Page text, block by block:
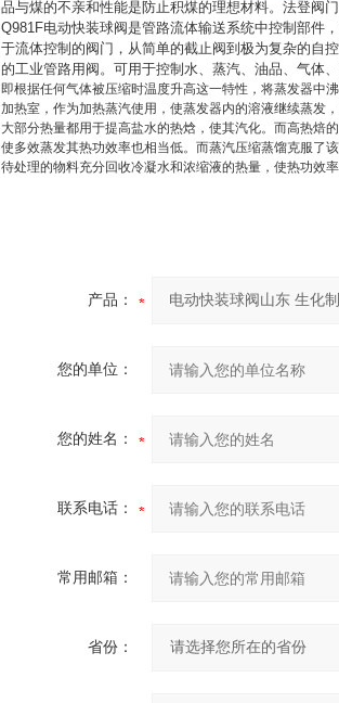
品与煤的不亲和性能是防止积煤的理想材料。法登阀
Q981F电动快装球阀是管路流体输送系统中控制部件
于流体控制的阀门，从简单的截止阀到极为复杂的自
的工业管路用阀。可用于控制水、蒸汽、油品、气体
即根据任何气体被压缩时温度升高这一特性，将蒸发器中
加热室，作为加热蒸汽使用，使蒸发器内的溶液继续蒸发
大部分热量都用于提高盐水的热焓，使其汽化。而高热焙
使多效蒸发其热功效率也相当低。而蒸汽压缩蒸馏克服了
待处理的物料充分回收冷凝水和浓缩液的热量，使热功效率
产品：
您的单位：
您的姓名：
联系电话：
常用邮箱：
省份：